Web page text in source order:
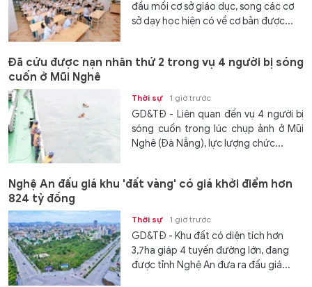
đầu mối cơ sở giáo dục, song các cơ
sở dạy học hiện có về cơ bản được...
Đã cứu được nạn nhân thứ 2 trong vụ 4 người bị sóng
cuốn ở Mũi Nghê
Thời sự 1 giờ trước
GD&TĐ - Liên quan đến vụ 4 người bị
sóng cuốn trong lúc chụp ảnh ở Mũi
Nghê (Đà Nẵng), lực lượng chức...
Nghệ An đấu giá khu 'đất vàng' có giá khởi điểm hơn
824 tỷ đồng
Thời sự 1 giờ trước
GD&TĐ - Khu đất có diện tích hơn
3,7ha giáp 4 tuyến đường lớn, đang
được tỉnh Nghệ An đưa ra đấu giá...